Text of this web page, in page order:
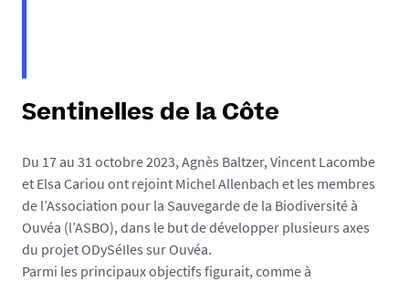
Sentinelles de la Côte
Du 17 au 31 octobre 2023, Agnès Baltzer, Vincent Lacombe
et Elsa Cariou ont rejoint Michel Allenbach et les membres
de l’Association pour la Sauvegarde de la Biodiversité à
Ouvéa (l’ASBO), dans le but de développer plusieurs axes
du projet ODySéIles sur Ouvéa.
Parmi les principaux objectifs figurait, comme à